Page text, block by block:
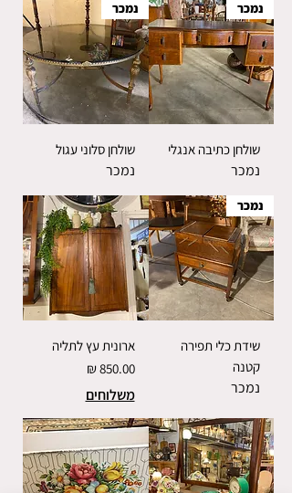
נמכר
שולחן כתיבה אנגלי
נמכר
נמכר
שולחן סלוני עגול
נמכר
נמכר
שידת כלי תפירה
קטנה
נמכר
ארונית עץ לתליה
מחיר‏850.00 ‏₪
משלוחים